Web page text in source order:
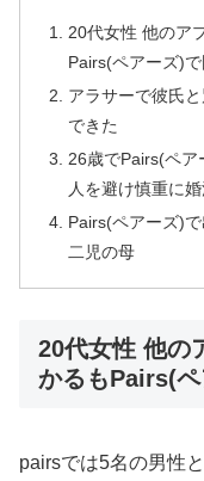
20代女性 他のア
Pairs(ペアーズ)
アラサーで彼氏
できた
26歳でPairs(ペア
人を避け慎重に
Pairs(ペアーズ)
二児の母
20代女性 他の
かるもPairs(
pairsでは5名の男性